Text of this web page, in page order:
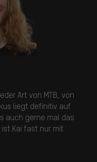
Art von MTB, von
liegt definitiv auf
auch gerne mal das
ist Kai fast nur mit